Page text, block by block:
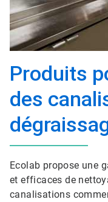
Produits
des
Ecolab propose une
et efficaces de
canalisations